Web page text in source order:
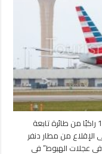
الأمريكية”
تخلي
150
راكباً
بعد
احتراق
عجلات
الهبوط
مغلقة
كتبت- دعاء سمير – وكالات: تم إجلاء أكثر من 150 راكبًا من طائرة تابعة
الإقلاع من مطار دنفر
عجلات الهبوط” في